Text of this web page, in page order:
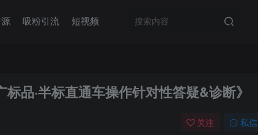
吸粉引流 短视频
品·半标直通车操作针对性答疑&诊断》
关注 私信